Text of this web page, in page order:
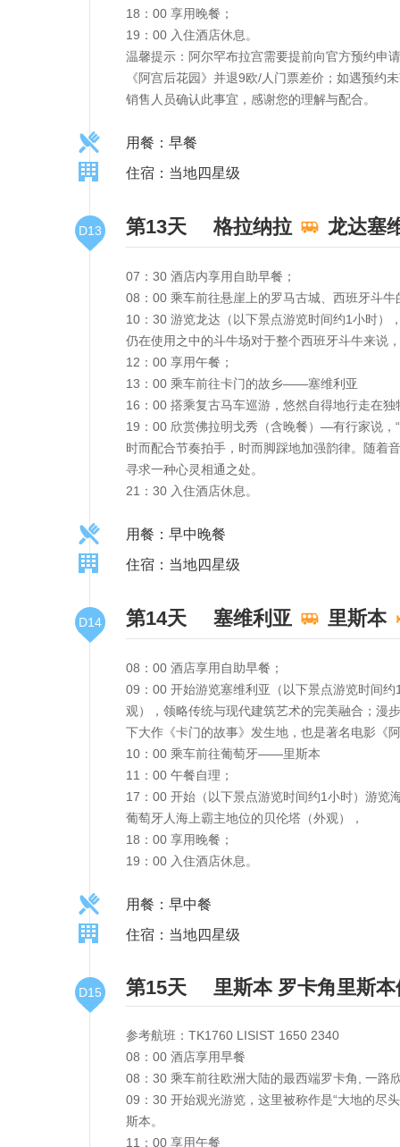
18：00 享用晚餐；
19：00 入住酒店休息。
温馨提示：阿尔罕布拉宫需要提前向官方预约申
《阿宫后花园》并退9欧/人门票差价；如遇预
销售人员确认此事宜，感谢您的理解与配合。
用餐：早餐
住宿：当地四星级
D13 第13天 格拉纳拉 龙达塞
07：30 酒店内享用自助早餐；
08：00 乘车前往悬崖上的罗马古城、西班牙斗
10：30 游览龙达（以下景点游览时间约1小时）
仍在使用之中的斗牛场对于整个西班牙斗牛来说
12：00 享用午餐；
13：00 乘车前往卡门的故乡——塞维利亚
16：00 搭乘复古马车巡游，悠然自得地行走在
19：00 欣赏佛拉明戈秀（含晚餐）—有行家说，
时而配合节奏拍手，时而脚踩地加强韵律。随着
寻求一种心灵相通之处。
21：30 入住酒店休息。
用餐：早中晚餐
住宿：当地四星级
D14 第14天 塞维利亚 里斯本
08：00 酒店享用自助早餐；
09：00 开始游览塞维利亚（以下景点游览时间
观），领略传统与现代建筑艺术的完美融合；漫
下大作《卡门的故事》发生地，也是著名电影《
10：00 乘车前往葡萄牙——里斯本
11：00 午餐自理；
17：00 开始（以下景点游览时间约1小时）游览
葡萄牙人海上霸主地位的贝伦塔（外观），
18：00 享用晚餐；
19：00 入住酒店休息。
用餐：早中餐
住宿：当地四星级
D15 第15天 里斯本 罗卡角里斯
参考航班：TK1760 LISIST 1650 2340
08：00 酒店享用早餐
08：30 乘车前往欧洲大陆的最西端罗卡角, 一路
09：30 开始观光游览，这里被称作是“大地的尽
斯本。
11：00 享用午餐